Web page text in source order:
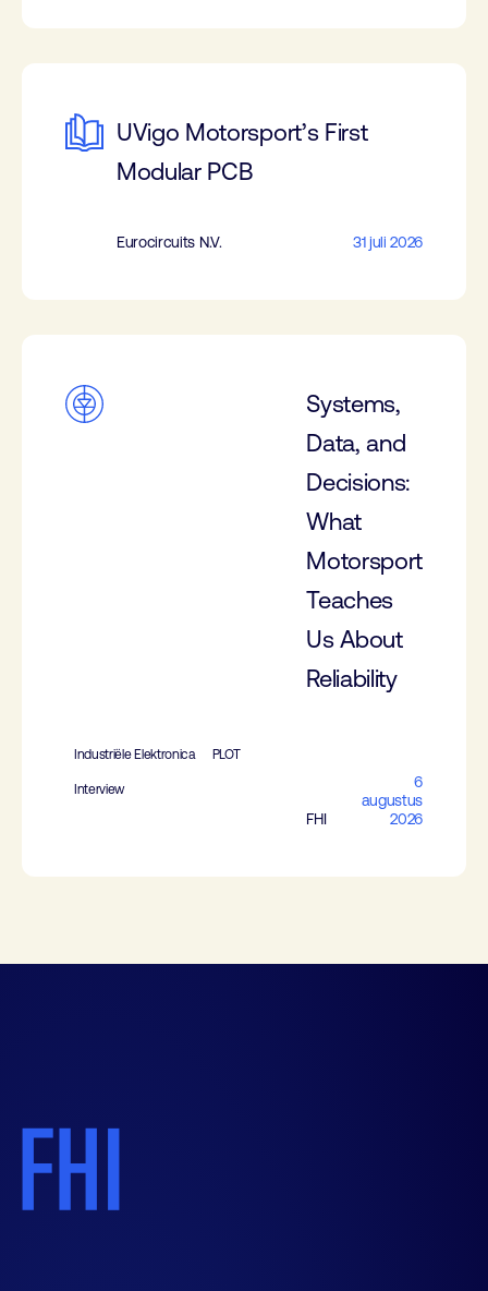
UVigo Motorsport’s First
Modular PCB
Eurocircuits N.V. 31 juli 2026
Systems,
Data, and
Decisions:
What
Motorsport
Teaches
Us About
Reliability
Industriële Elektronica PLOT
Interview
FHI
6
augustus
2026